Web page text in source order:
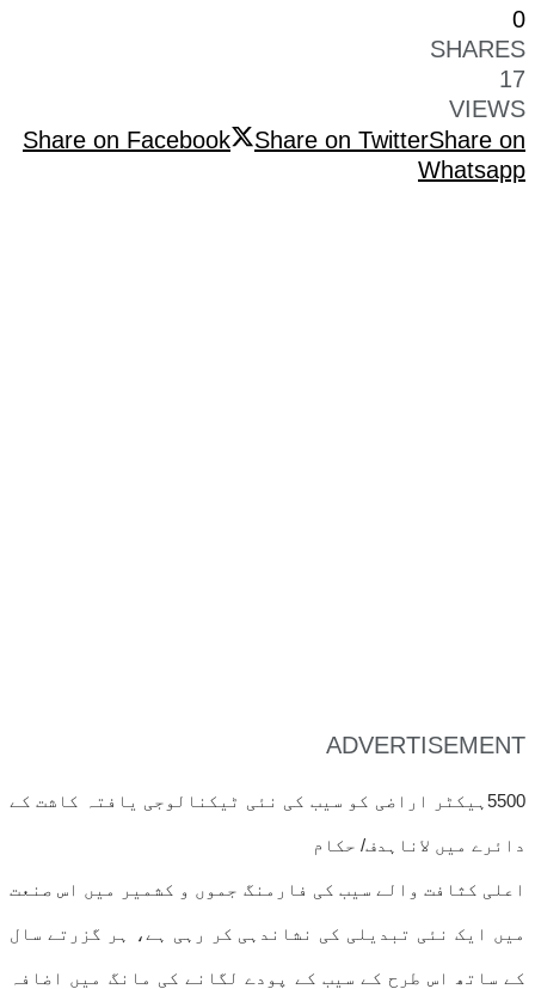
0
SHARES
17
VIEWS
Share on Facebook
Share on TwitterShare on
Whatsapp
ADVERTISEMENT
5500ہیکٹر اراضی کو سیب کی نئی ٹیکنالوجی یافتہ کاشت کے
دائرے میں لاناہدف/ حکام
اعلی کثافت والے سیب کی فارمنگ جموں و کشمیر میں اس صنعت
میں ایک نئی تبدیلی کی نشاندہی کر رہی ہے، ہر گزرتے سال
کے ساتھ اس طرح کے سیب کے پودے لگانے کی مانگ میں اضافہ